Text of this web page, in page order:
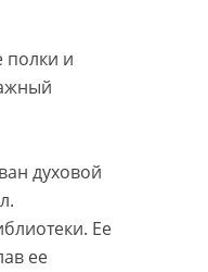
полки и
духовой
Ее
ее